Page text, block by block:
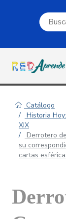
Catálogo
Historia
XIX
Derrotero
su
cartas